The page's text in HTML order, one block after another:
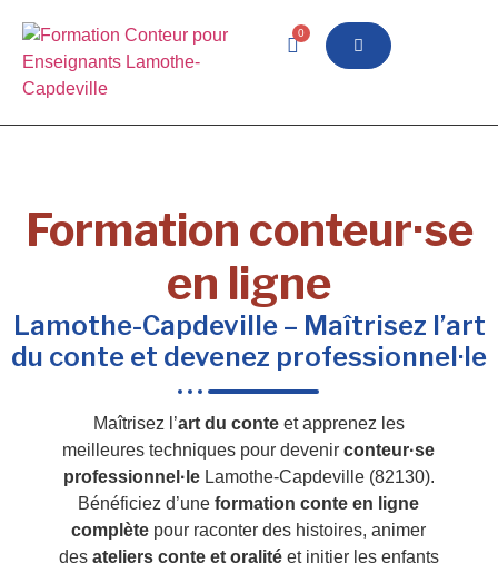
0
Formation conteur·se
en ligne
Lamothe-Capdeville – Maîtrisez l’art
du conte et devenez professionnel·le
Maîtrisez l’art du conteet apprenez les
meilleures techniques pour devenirconteur·se
professionnel·leLamothe-Capdeville (82130).
Bénéficiez d’uneformation conte en ligne
complète pour raconter des histoires, animer
des ateliers conte et oralitéet initier les enfants